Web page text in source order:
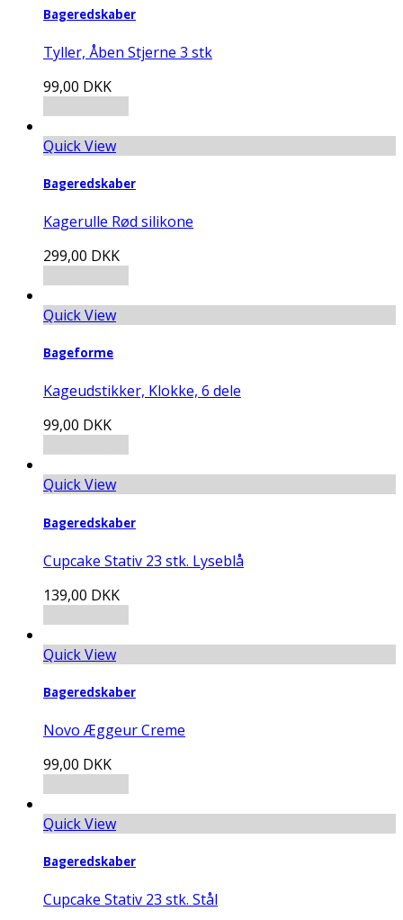
Bageredskaber
Tyller, Åben Stjerne 3 stk
99,00 DKK
Quick View
Bageredskaber
Kagerulle Rød silikone
299,00 DKK
Quick View
Bageforme
Kageudstikker, Klokke, 6 dele
99,00 DKK
Quick View
Bageredskaber
Cupcake Stativ 23 stk. Lyseblå
139,00 DKK
Quick View
Bageredskaber
Novo Æggeur Creme
99,00 DKK
Quick View
Bageredskaber
Cupcake Stativ 23 stk. Stål